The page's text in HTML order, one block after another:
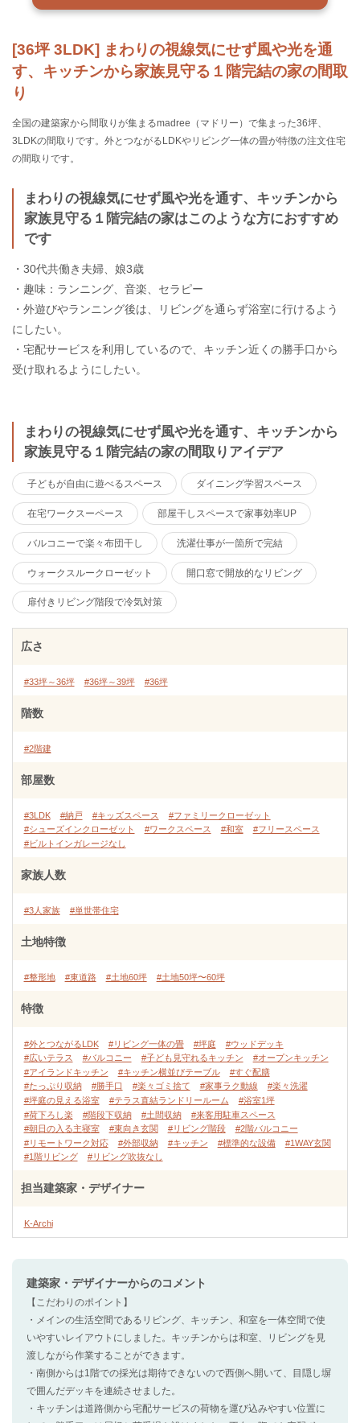
[36坪 3LDK] まわりの視線気にせず風や光を通
す、キッチンから家族見守る１階完結の家の間取
り
全国の建築家から間取りが集まるmadree（マドリー）で集まった36坪、
3LDKの間取りです。外とつながるLDKやリビング一体の畳が特徴の注文住宅
の間取りです。
まわりの視線気にせず風や光を通す、キッチンから
家族見守る１階完結の家はこのような方におすすめ
です
・30代共働き夫婦、娘3歳
・趣味：ランニング、音楽、セラピー
・外遊びやランニング後は、リビングを通らず浴室に行けるよう
にしたい。
・宅配サービスを利用しているので、キッチン近くの勝手口から
受け取れるようにしたい。
まわりの視線気にせず風や光を通す、キッチンから
家族見守る１階完結の家の間取りアイデア
子どもが自由に遊べるスペース ダイニング学習スペース
在宅ワークスーペース 部屋干しスペースで家事効率UP
バルコニーで楽々布団干し 洗濯仕事が一箇所で完結
ウォークスルークローゼット 開口窓で開放的なリビング
扉付きリビング階段で冷気対策
広さ
#33坪～36坪 #36坪～39坪 #36坪
階数
#2階建
部屋数
#3LDK #納戸 #キッズスペース
#ファミリークローゼット
#シューズインクローゼット
#ワークスペース #和室
#フリースペース
#ビルトインガレージなし
家族人数
#3人家族 #単世帯住宅
土地特徴
#整形地 #東道路 #土地60坪 #土地50坪〜60坪
特徴
#外とつながるLDK #リビング一体の畳 #坪庭
#ウッドデッキ
#広いテラス
#バルコニー #子ども見守れるキッチン
#オープンキッチン
#アイランドキッチン
#キッチン横並びテーブル
#すぐ配膳
#たっぷり収納
#勝手口 #楽々ゴミ捨て #家事ラク動線
#楽々洗濯
#坪庭の見える浴室
#テラス直結ランドリールーム
#浴室1坪
#荷下ろし楽
#階段下収納 #土間収納
#来客用駐車スペース
#朝日の入る主寝室
#東向き玄関 #リビング階段
#2階バルコニー
#リモートワーク対応
#外部収納 #キッチン #標準的な設備
#1WAY玄関
#1階リビング
#リビング吹抜なし
担当建築家・デザイナー
K-Archi
建築家・デザイナーからのコメント
【こだわりのポイント】
・メインの生活空間であるリビング、キッチン、和室を一体空間で使
いやすいレイアウトにしました。キッチンからは和室、リビングを見
渡しながら作業することができます。
・南側からは1階での採光は期待できないので西側へ開いて、目隠し塀
で囲んだデッキを連続させました。
・キッチンは道路側から宅配サービスの荷物を運び込みやすい位置に